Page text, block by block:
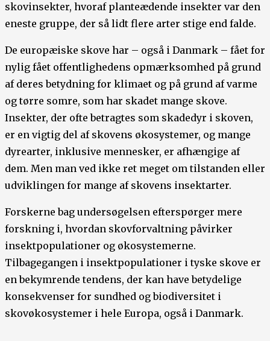
skovinsekter, hvoraf planteædende insekter var den
eneste gruppe, der så lidt flere arter stige end falde.
De europæiske skove har – også i Danmark – fået for
nylig fået offentlighedens opmærksomhed på grund
af deres betydning for klimaet og på grund af varme
og tørre somre, som har skadet mange skove.
Insekter, der ofte betragtes som skadedyr i skoven,
er en vigtig del af skovens økosystemer, og mange
dyrearter, inklusive mennesker, er afhængige af
dem. Men man ved ikke ret meget om tilstanden eller
udviklingen for mange af skovens insektarter.
Forskerne bag undersøgelsen efterspørger mere
forskning i, hvordan ​​skovforvaltning påvirker
insektpopulationer og økosystemerne.
Tilbagegangen i insektpopulationer i tyske skove er
en bekymrende tendens, der kan have betydelige
konsekvenser for sundhed og biodiversitet i
skovøkosystemer i hele Europa, også i Danmark.